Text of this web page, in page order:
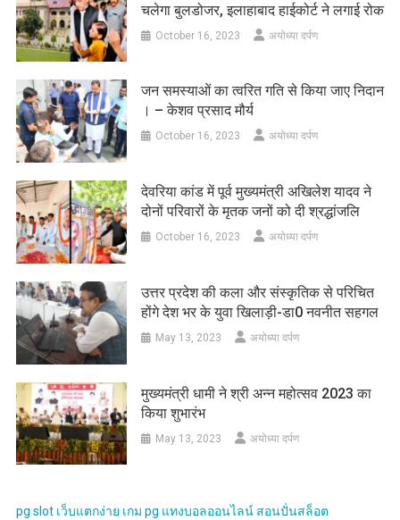
चलेगा बुलडोजर, इलाहाबाद हाईकोर्ट ने लगाई रोक
October 16, 2023 अयोध्या दर्पण
जन समस्याओं का त्वरित गति से किया जाए निदान
। – केशव प्रसाद मौर्य
October 16, 2023 अयोध्या दर्पण
देवरिया कांड में पूर्व मुख्यमंत्री अखिलेश यादव ने
दोनों परिवारों के मृतक जनों को दी श्रद्धांजलि
October 16, 2023 अयोध्या दर्पण
उत्तर प्रदेश की कला और संस्कृतिक से परिचित
होंगे देश भर के युवा खिलाड़ी-डा0 नवनीत सहगल
May 13, 2023 अयोध्या दर्पण
मुख्यमंत्री धामी ने श्री अन्न महोत्सव 2023 का
किया शुभारंभ
May 13, 2023 अयोध्या दर्पण
pg slot เว็บแตกง่าย เกม pg แทงบอลออนไลน์ สอนปั่นสล็อต